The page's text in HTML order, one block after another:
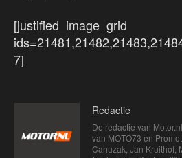
[justified_image_grid
7]
Redactie
De redactie van
van MOTO73 en
Cahuzak, Jan Kruithof,